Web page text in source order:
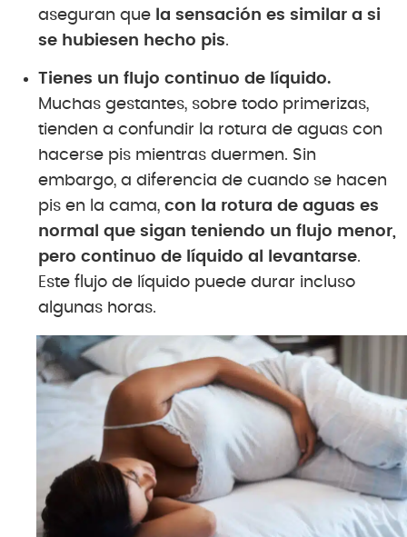
aseguran que la sensación es similar a si
se hubiesen hecho pis.
Tienes un flujo continuo de líquido.
Muchas gestantes, sobre todo primerizas,
tienden a confundir la rotura de aguas con
hacerse pis mientras duermen. Sin
embargo, a diferencia de cuando se hacen
pis en la cama, con la rotura de aguas es
normal que sigan teniendo un flujo menor,
pero continuo de líquido al levantarse.
Este flujo de líquido puede durar incluso
algunas horas.